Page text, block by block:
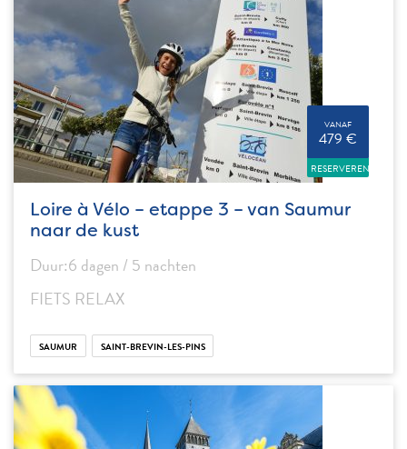
VANAF
479 €
RESERVEREN
Loire à Vélo – etappe 3 – van Saumur
naar de kust
Duur:6 dagen / 5 nachten
FIETS RELAX
SAUMUR SAINT-BREVIN-LES-PINS